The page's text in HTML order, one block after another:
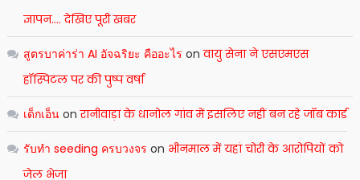
ज्ञापन…. देखिए पूरी खबर
สูตรบาค่าร่า AI อัจฉริยะ คืออะไร onवायु सेना ने एसएमएस
हॉस्पिटल पर की पुष्प वर्षा
เด็กเอ็นonरानीवाड़ा के धानोल गांव में इसलिए नहीं बन रहे जॉब कार्ड
รับทำ seeding ครบวงจร on भीनमाल में यहां चोरी के आरोपियों को
जेल भेजा